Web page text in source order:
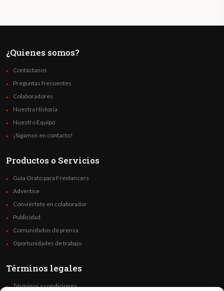
¿Quienes somos?
Contáctanos
Preguntas frecuentes
Colaboradores
Nuestra Historia
Nuestro Equipo
¡Sigamos en contacto!
Productos o Servicios
Guía Orato para Freelancers
Advertise
Conviértete en colaborador
Publicidad
Comunidados de prensa
Oportunidades de trabajo
Términos legales
Términos y condiciones